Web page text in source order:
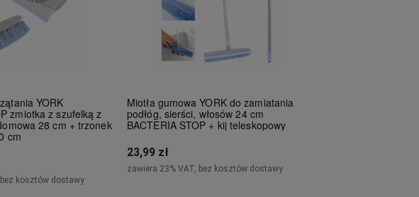
YORK
zmiotka z szufelką z
28 cm + trzonek
cm
kosztów dostawy
Miotła gumowa YORK do zamiatania
podłóg, sierści, włosów 24 cm
BACTERIA STOP + kij teleskopowy
23,99 zł
zawiera 23% VAT, bez kosztów dostawy